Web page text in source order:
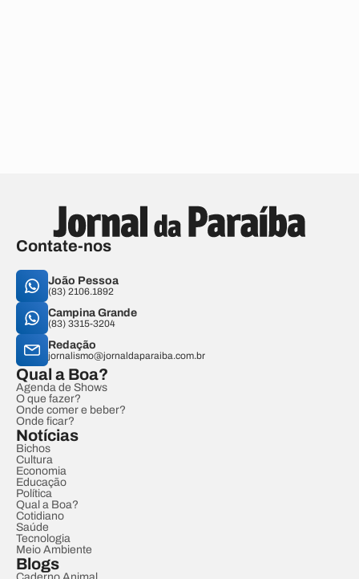
Contate-nos
João Pessoa
(83) 2106.1892
Campina Grande
(83) 3315-3204
Redação
jornalismo@jornaldaparaiba.com.br
Qual a Boa?
Agenda de Shows
O que fazer?
Onde comer e beber?
Onde ficar?
Notícias
Bichos
Cultura
Economia
Educação
Política
Qual a Boa?
Cotidiano
Saúde
Tecnologia
Meio Ambiente
Blogs